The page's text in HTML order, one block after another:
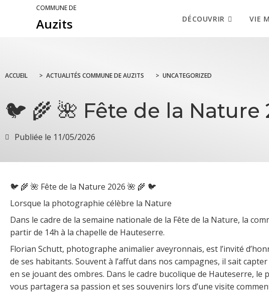
COMMUNE DE
Auzits DÉCOUVRIR VIE
ACCUEIL > ACTUALITÉS COMMUNE DE AUZITS > UNCATEGORIZED
🐦️ 🌾 🌺 Fête de la Nature
Publiée le 11/05/2026
🐦️ 🌾 🌺 Fête de la Nature 2026 🌺 🌾 🐦️
Lorsque la photographie célèbre la Nature
Dans le cadre de la semaine nationale de la Fête de la Nature, la
partir de 14h à la chapelle de Hauteserre.
Florian Schutt, photographe animalier aveyronnais, est l’invité
de ses habitants. Souvent à l’affut dans nos campagnes, il sait
en se jouant des ombres. Dans le cadre bucolique de Hauteserre,
vous partagera sa passion et ses souvenirs lors d’une visite